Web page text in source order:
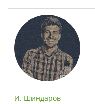
И. Шиндаров